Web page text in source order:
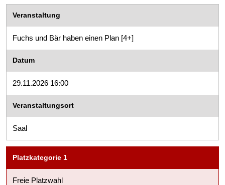
Veranstaltung
Fuchs und Bär haben einen Plan [4+]
Datum
29.11.2026 16:00
Veranstaltungsort
Saal
Platzkategorie 1
Freie Platzwahl